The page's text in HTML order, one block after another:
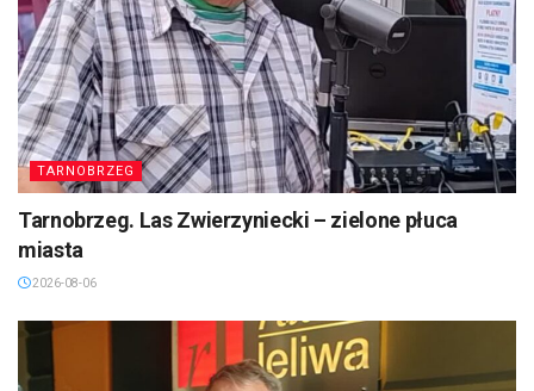
TARNOBRZEG
Tarnobrzeg. Las Zwierzyniecki – zielone płuca
miasta
2026-08-06